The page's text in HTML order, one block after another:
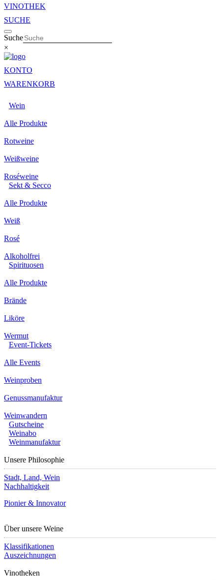
VINOTHEK
SUCHE
Suche
×
KONTO
WARENKORB
Wein
Alle Produkte
Rotweine
Weißweine
Roséweine
Sekt & Secco
Alle Produkte
Weiß
Rosé
Alkoholfrei
Spirituosen
Alle Produkte
Brände
Liköre
Wermut
Event-Tickets
Alle Events
Weinproben
Genussmanufaktur
Weinwandern
Gutscheine
Weinabo
Weinmanufaktur
Unsere Philosophie
Stadt, Land, Wein
Nachhaltigkeit
Pionier & Innovator
Über unsere Weine
Klassifikationen
Auszeichnungen
Vinotheken